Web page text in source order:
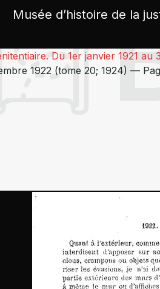
Musée d’histoire de la
Du 1er janvier 1921 au
1922 (tome 20; 1924) —